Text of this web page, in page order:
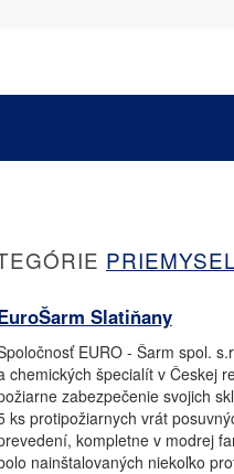
Slatiňany
EURO - Šarm spol.
chemických špecialít v Českej
zabezpečenie svojich
ks protipožiarnych vrát
kompletne v modrej
nainštalovaných niekoľko